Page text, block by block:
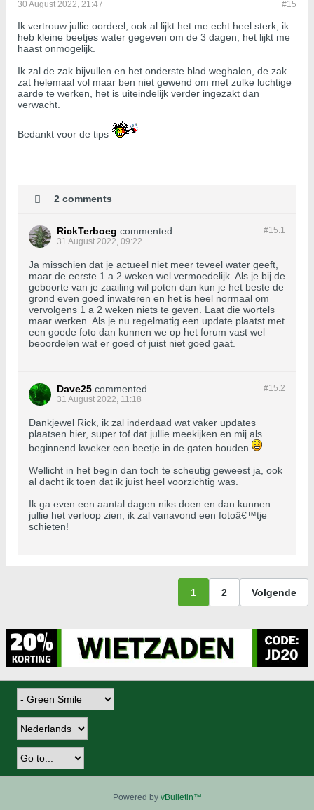
#15
30 August 2022, 21:47
Ik vertrouw jullie oordeel, ook al lijkt het me echt heel sterk, ik
heb kleine beetjes water gegeven om de 3 dagen, het lijkt me
haast onmogelijk.
Ik zal de zak bijvullen en het onderste blad weghalen, de zak
zat helemaal vol maar ben niet gewend om met zulke luchtige
aarde te werken, het is uiteindelijk verder ingezakt dan
verwacht.
Bedankt voor de tips
2 comments
#15.1
RickTerboeg commented
31 August 2022, 09:22
Ja misschien dat je actueel niet meer teveel water geeft,
maar de eerste 1 a 2 weken wel vermoedelijk. Als je bij de
geboorte van je zaailing wil poten dan kun je het beste de
grond even goed inwateren en het is heel normaal om
vervolgens 1 a 2 weken niets te geven. Laat die wortels
maar werken. Als je nu regelmatig een update plaatst met
een goede foto dan kunnen we op het forum vast wel
beoordelen wat er goed of juist niet goed gaat.
#15.2
Dave25 commented
31 August 2022, 11:18
Dankjewel Rick, ik zal inderdaad wat vaker updates
plaatsen hier, super tof dat jullie meekijken en mij als
beginnend kweker een beetje in de gaten houden
Wellicht in het begin dan toch te scheutig geweest ja, ook
al dacht ik toen dat ik juist heel voorzichtig was.
Ik ga even een aantal dagen niks doen en dan kunnen
jullie het verloop zien, ik zal vanavond een fotoâ€™tje
schieten!
1 2 Volgende
Powered by vBulletin™